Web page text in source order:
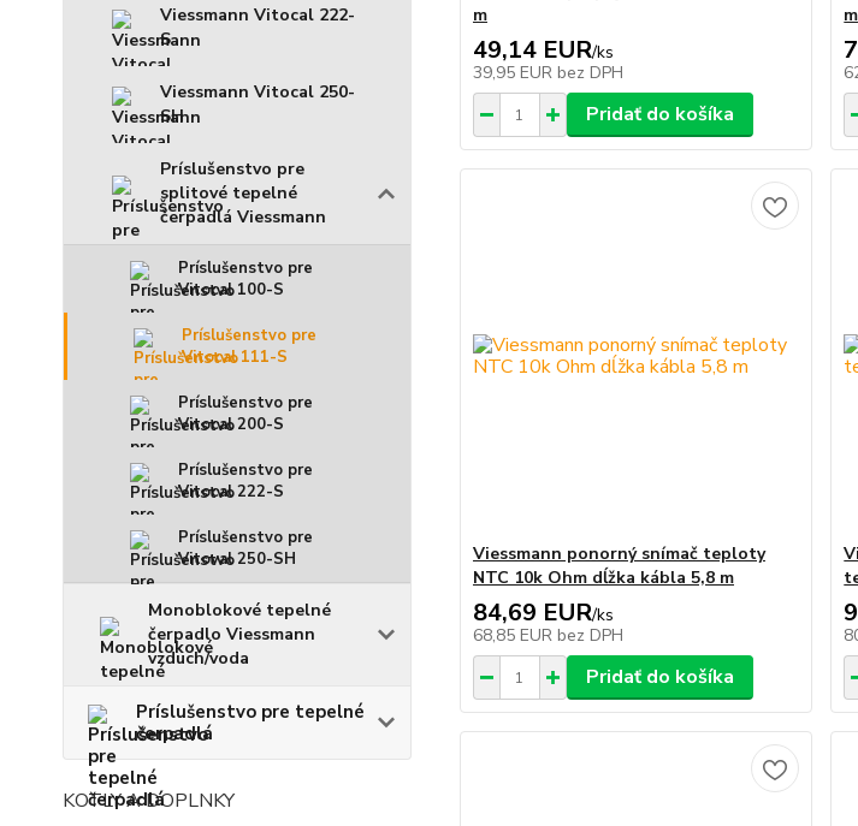
Viessmann Vitocal 222-
S
Viessmann Vitocal 250-
SH
Príslušenstvo pre
splitové tepelné
čerpadlá Viessmann
Príslušenstvo pre
Vitocal 100-S
Príslušenstvo pre
Vitocal 111-S
Príslušenstvo pre
Vitocal 200-S
Príslušenstvo pre
Vitocal 222-S
Príslušenstvo pre
Vitoval 250-SH
Monoblokové tepelné
čerpadlo Viessmann
vzduch/voda
Príslušenstvo pre tepelné
čerpadlá
KOTLY A DOPLNKY
m
49,14 EUR/ks
39,95 EUR bez DPH
Pridať do košíka
m
Viessmann ponorný snímač teploty
NTC 10k Ohm dĺžka kábla 5,8 m
84,69 EUR/ks
68,85 EUR bez DPH
Pridať do košíka